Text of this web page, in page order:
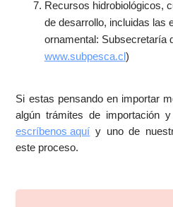
Recursos hidrobiológicos,
de desarrollo, incluidas las
ornamental: Subsecretaría
www.subpesca.cl)
Si estas pensando en importar
algún trámites de importación
escríbenos aquí y uno de
este proceso.